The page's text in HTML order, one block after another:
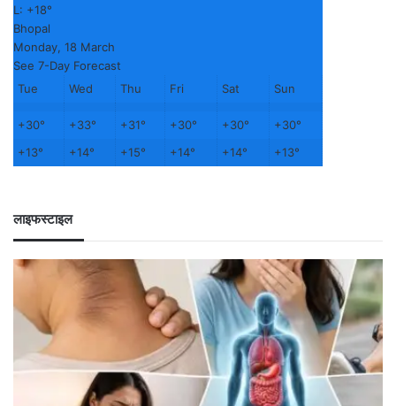
L: +18°
Bhopal
Monday, 18 March
See 7-Day Forecast
Tue
Wed Thu Fri Sat Sun
+30° +33° +31° +30° +30° +30°
+13° +14° +15° +14° +14° +13°
लाइफस्टाइल